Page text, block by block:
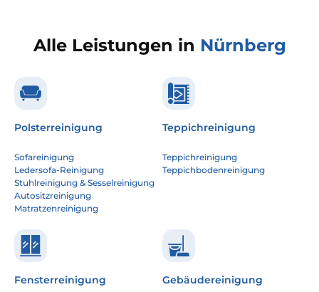
Alle Leistungen in Nürnberg
Polsterreinigung
Sofareinigung
Ledersofa-Reinigung
Stuhlreinigung & Sesselreinigung
Autositzreinigung
Matratzenreinigung
Teppichreinigung
Teppichreinigung
Teppichbodenreinigung
Fensterreinigung Gebäudereinigung